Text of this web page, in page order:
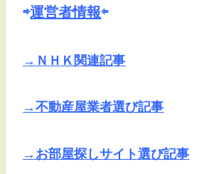
⇨運営者情報⇦
→ＮＨＫ関連記事
→不動産屋業者選び記事
→お部屋探しサイト選び記事